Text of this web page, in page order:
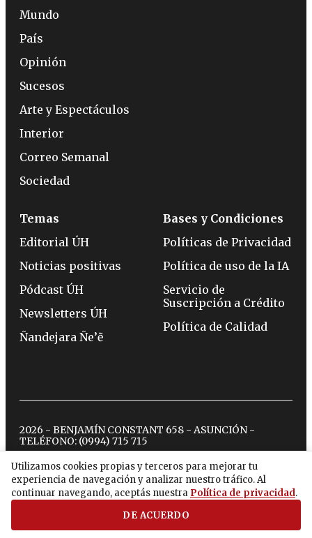
Utilizamos cookies propias y terceros para mejorar tu
experiencia de navegación y analizar nuestro tráfico. Al
continuar navegando, aceptás nuestra Política de privacidad.
DE ACUERDO
Mundo
País
Opinión
Sucesos
Arte y Espectáculos
Interior
Correo Semanal
Sociedad
Temas
Editorial ÚH
Noticias positivas
Pódcast ÚH
Newsletters ÚH
Ñandejara Ñe’ẽ
Bases y Condiciones
Políticas de Privacidad
Política de uso de la IA
Servicio de
Suscripción a Crédito
Política de Calidad
2026 - BENJAMÍN CONSTANT 658 - ASUNCIÓN -
TELÉFONO: (0994) 715 715
twitterinstagram
facebook
tiktokyoutubespotify